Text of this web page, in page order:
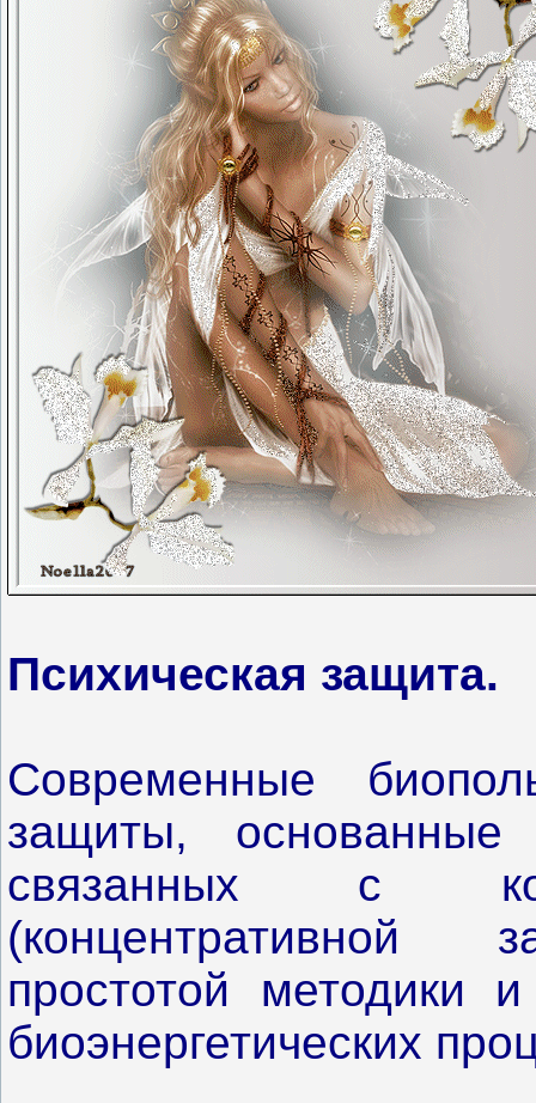
Психическая защита.
Современные
защиты, основанные
связанных с
(концентративной
простотой методики
биоэнергетических